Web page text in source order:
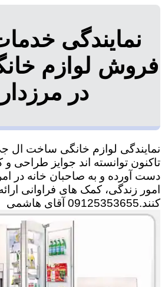
نمایندگی
فروش لوازم
در
نمایندگی لوازم خانگی ساخت ال
تاکنون توانسته اند جوایز طراحی
دست آورده و به صاحبان خانه در
امور زندگی، کمک های فراوانی
کنند.09125353655 آقای هاشمی